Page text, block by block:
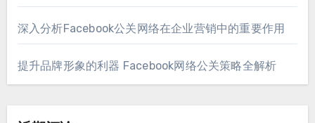
深入分析Facebook公关网络在企业营销中的重要作用
提升品牌形象的利器 Facebook网络公关策略全解析